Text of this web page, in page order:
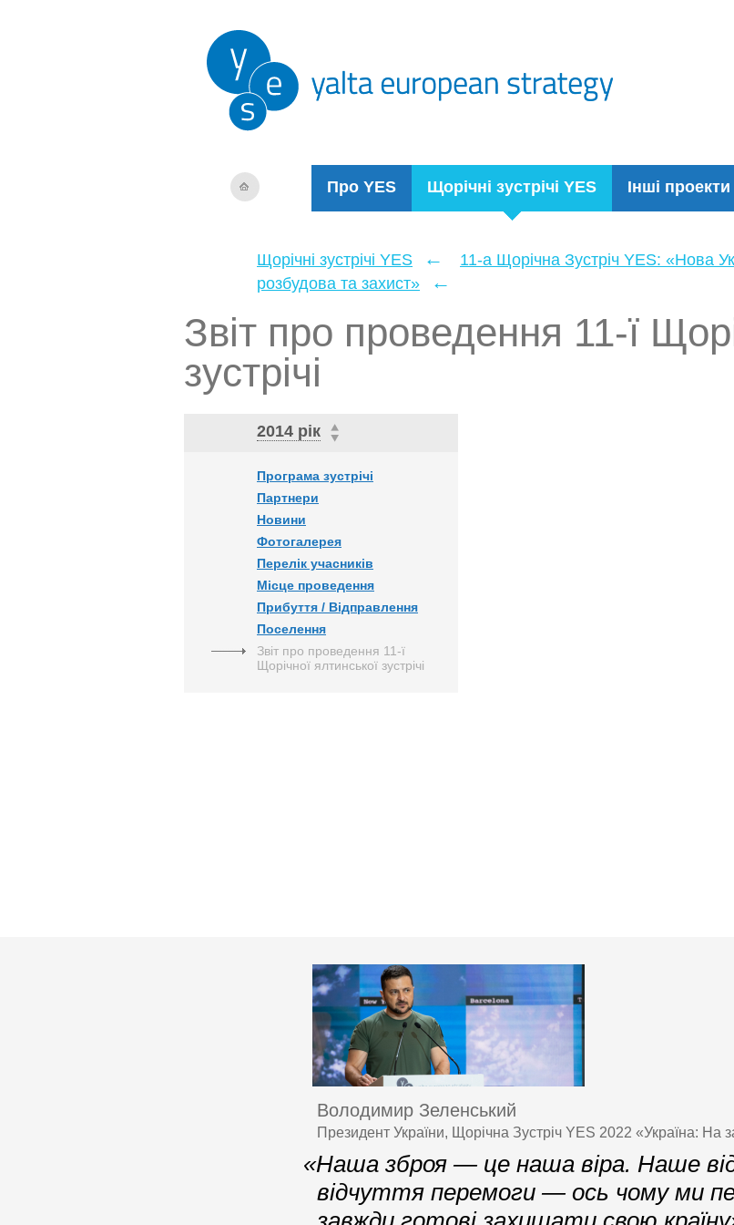
Про YES Щорічні зустрічі YES Інші проекти
Щорічні зустрічі YES ←
11-а Щорічна Зустріч YES: «Нова
розбудова та захист»
←
Звіт про проведення 11-ї
зустрічі
2014 рік
Програма зустрічі
Партнери
Новини
Фотогалерея
Перелік учасників
Місце проведення
Прибуття / Відправлення
Поселення
Звіт про проведення 11-ї
Щорічної ялтинської зустрічі
Володимир Зеленський
Президент України, Щорічна Зустріч YES 2022 «Україна: На
«Наша зброя — це наша віра. Наше
відчуття перемоги — ось чому ми